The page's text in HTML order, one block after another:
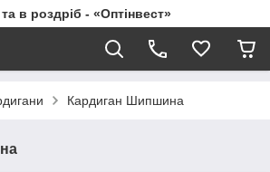
в роздріб - «Оптінвест»
Кардиган Шипшина